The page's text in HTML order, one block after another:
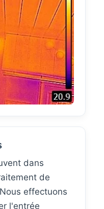
dans
de
effectuons
l'entrée